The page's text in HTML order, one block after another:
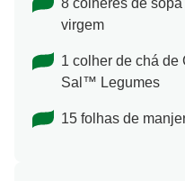
8 colheres de
virgem
1 colher de chá de
Sal™ Legumes
15 folhas de